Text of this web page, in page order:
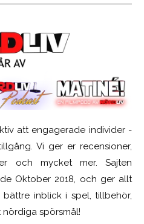
att engagerade individer -
Vi ger er recensioner,
och mycket mer. Sajten
Oktober 2018, och ger allt
inblick i spel, tillbehör,
spörsmål!